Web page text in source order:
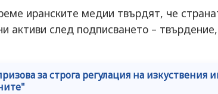
иранските медии твърдят, че
активи след подписването –
за строга регулация на изкуствения